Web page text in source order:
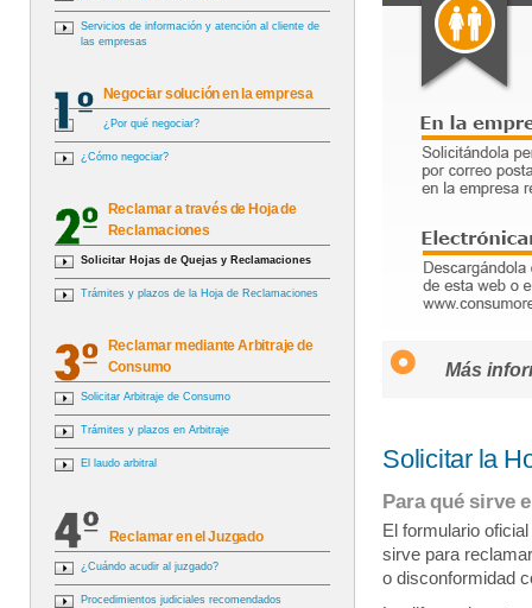
Servicios de información y atención al cliente de
las empresas
Negociar solución en la empresa
¿Por qué negociar?
¿Cómo negociar?
Reclamar a través de Hoja de
Reclamaciones
Solicitar Hojas de Quejas y Reclamaciones
Trámites y plazos de la Hoja de Reclamaciones
Reclamar mediante Arbitraje de
Consumo
Solicitar Arbitraje de Consumo
Trámites y plazos en Arbitraje
El laudo arbitral
Reclamar en el Juzgado
¿Cuándo acudir al juzgado?
Procedimientos judiciales recomendados
Más
Solicitar la
Para qué sirve
El formulario
sirve para
o disconformidad